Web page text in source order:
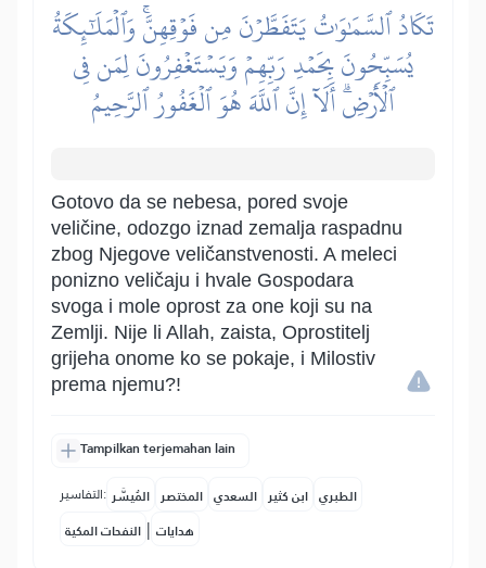
تَكَادُ ٱلسَّمَٰوَٰتُ يَتَفَطَّرۡنَ مِن فَوۡقِهِنَّۚ وَٱلۡمَلَٰٓئِكَةُ
يُسَبِّحُونَ بِحَمۡدِ رَبِّهِمۡ وَيَسۡتَغۡفِرُونَ لِمَن فِي
ٱلۡأَرۡضِۗ أَلَآ إِنَّ ٱللَّهَ هُوَ ٱلۡغَفُورُ ٱلرَّحِيمُ
Gotovo da se nebesa, pored svoje
veličine, odozgo iznad zemalja raspadnu
zbog Njegove veličanstvenosti. A meleci
ponizno veličaju i hvale Gospodara
svoga i mole oprost za one koji su na
Zemlji. Nije li Allah, zaista, Oprostitelj
grijeha onome ko se pokaje, i Milostiv
prema njemu?!
Tampilkan terjemahan lain
التفاسير: المُيسَّر المختصر السعدي ابن كثير الطبري
النفحات المكية | هدايات